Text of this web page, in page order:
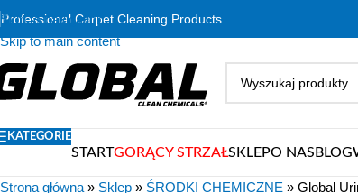
Skip to navigation
Skip to main content
Professional Carpet Cleaning Products
KATEGORIE
STARTGORĄCY STRZAŁSKLEPO NAS BLOG
Strona główna » Sklep » ŚRODKI CHEMICZNE » Global